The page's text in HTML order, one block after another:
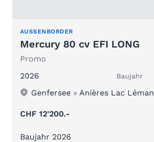
AUSSENBORDER
Mercury 80 cv EFI LONG
Promo
2026
Baujahr
Genfersee » Anières Lac Léman
CHF 12'200.-
Baujahr 2026